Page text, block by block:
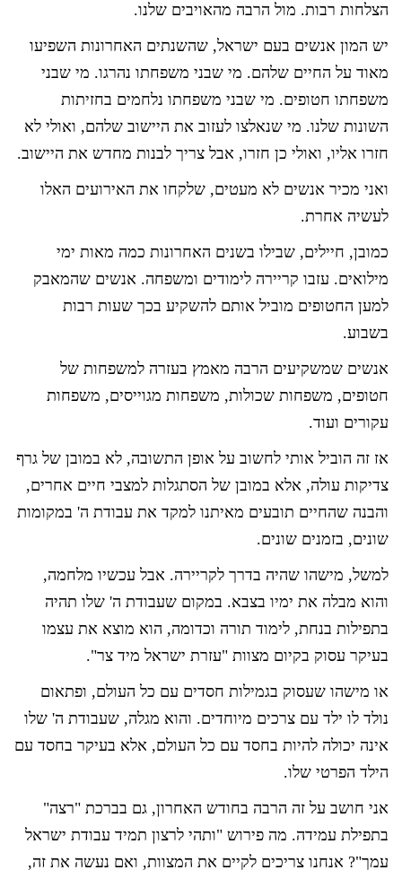
הצלחות רבות. מול הרבה מהאויבים שלנו.
יש המון אנשים בעם ישראל, שהשנתים האחרונות השפיעו
מאוד על החיים שלהם. מי שבני משפחתו נהרגו. מי שבני
משפחתו חטופים. מי שבני משפחתו נלחמים בחזיתות
השונות שלנו. מי שנאלצו לעזוב את היישוב שלהם, ואולי לא
חזרו אליו, ואולי כן חזרו, אבל צריך לבנות מחדש את היישוב.
ואני מכיר אנשים לא מעטים, שלקחו את האירועים האלו
לעשיה אחרת.
כמובן, חיילים, שבילו בשנים האחרונות כמה מאות ימי
מילואים. עזבו קריירה לימודים ומשפחה. אנשים שהמאבק
למען החטופים מוביל אותם להשקיע בכך שעות רבות
בשבוע.
אנשים שמשקיעים הרבה מאמץ בעזרה למשפחות של
חטופים, משפחות שכולות, משפחות מגוייסים, משפחות
עקורים ועוד.
אז זה הוביל אותי לחשוב על אופן התשובה, לא במובן של גרף
צדיקות עולה, אלא במובן של הסתגלות למצבי חיים אחרים,
והבנה שהחיים תובעים מאיתנו למקד את עבודת ה' במקומות
שונים, בזמנים שונים.
למשל, מישהו שהיה בדרך לקריירה. אבל עכשיו מלחמה,
והוא מבלה את ימיו בצבא. במקום שעבודת ה' שלו תהיה
בתפילות בנחת, לימוד תורה וכדומה, הוא מוצא את עצמו
בעיקר עסוק בקיום מצוות "עזרת ישראל מיד צר".
או מישהו שעסוק בגמילות חסדים עם כל העולם, ופתאום
נולד לו ילד עם צרכים מיוחדים. והוא מגלה, שעבודת ה' שלו
אינה יכולה להיות בחסד עם כל העולם, אלא בעיקר בחסד עם
הילד הפרטי שלו.
אני חושב על זה הרבה בחודש האחרון, גם בברכת "רצה"
בתפילת עמידה. מה פירוש "ותהי לרצון תמיד עבודת ישראל
עמך"? אנחנו צריכים לקיים את המצוות, ואם נעשה את זה,